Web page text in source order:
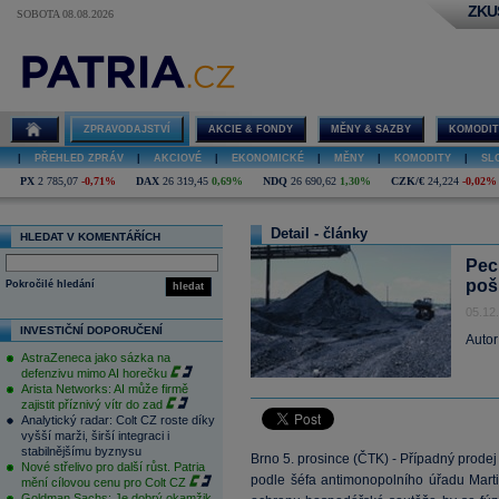
SOBOTA 08.08.2026
ZPRAVODAJSTVÍ AKCIE & FONDY MĚNY & SAZBY
PŘEHLED ZPRÁV AKCIOVÉ EKONOMICKÉ MĚNY KOMODITY
PX 2 785,07 -0,71% DAX 26 319,45 0,69% NDQ 26 690,62 1,30% CZK/€ 24,224 -0,02%
HLEDAT V KOMENTÁŘÍCH
hledat
Pokročilé hledání
INVESTIČNÍ DOPORUČENÍ
AstraZeneca jako sázka na
defenzivu mimo AI horečku
Arista Networks: AI může firmě
zajistit příznivý vítr do zad
Analytický radar: Colt CZ roste díky
vyšší marži, širší integraci i
stabilnějšímu byznysu
Nové střelivo pro další růst. Patria
mění cílovou cenu pro Colt CZ
Detail - články
Brno 5. prosince (ČTK) - Případný
podle šéfa antimonopolního úřadu